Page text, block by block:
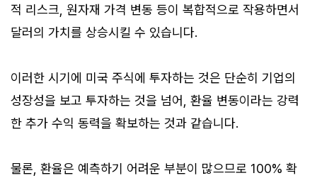
적 리스크, 원자재 가격 변동 등이 복합적으로 작용하면서
달러의 가치를 상승시킬 수 있습니다.
이러한 시기에 미국 주식에 투자하는 것은 단순히 기업의
성장성을 보고 투자하는 것을 넘어, 환율 변동이라는 강력
한 추가 수익 동력을 확보하는 것과 같습니다.
물론, 환율은 예측하기 어려운 부분이 많으므로 100% 확